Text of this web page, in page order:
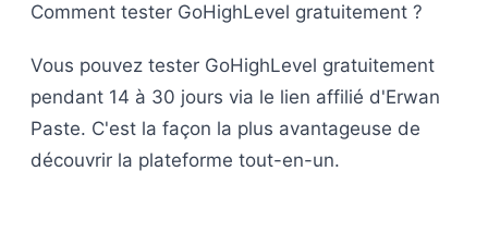
Comment tester GoHighLevel gratuitement ?
Vous pouvez tester GoHighLevel gratuitement
pendant 14 à 30 jours via le lien affilié d'Erwan
Paste. C'est la façon la plus avantageuse de
découvrir la plateforme tout-en-un.